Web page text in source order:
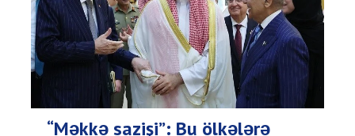
“Məkkə sazişi”: Bu ölkələrə